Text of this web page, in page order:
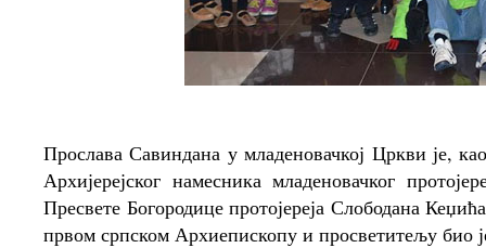
Прослава Савиндана у младеновачкој Цркви је,
Архијерејског намесника младеновачког
Пресвете Богородице протојереја Слободана
првом српском Архиепископу и просветитељу био